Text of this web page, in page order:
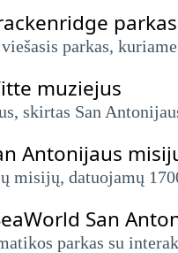
parkas
parkas,
muziejus
skirtas San
Antonijaus
misijų, datuojamų
San
parkas su